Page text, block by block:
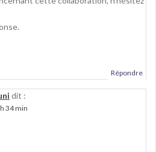
Répondre
dit :
34 min